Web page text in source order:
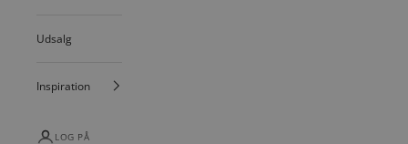
Udsalg
Inspiration
LOG PÅ